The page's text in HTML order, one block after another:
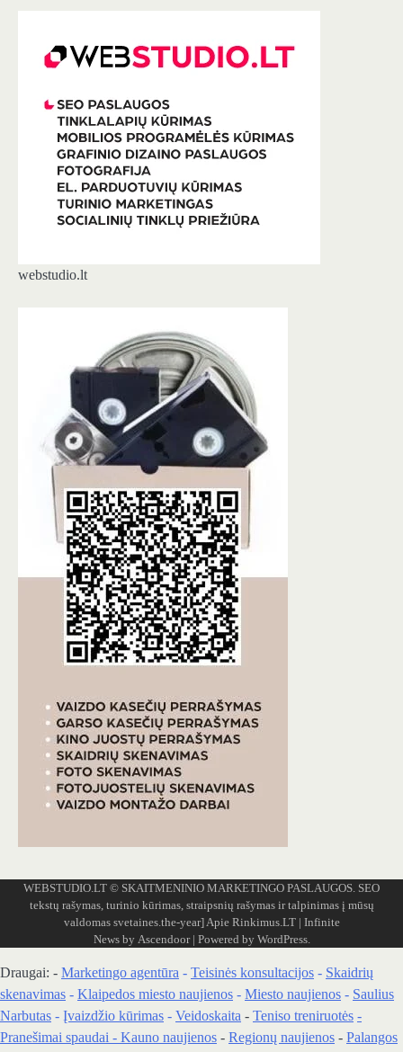
webstudio.lt
WEBSTUDIO.LT © SKAITMENINIO MARKETINGO PASLAUGOS. SEO
tekstų rašymas, turinio kūrimas, straipsnių rašymas ir talpinimas į mūsų
valdomas svetaines.the-year] Apie Rinkimus.LT| Infinite
News by Ascendoor| Powered by WordPress.
Draugai: - Marketingo agentūra - Teisinės konsultacijos - Skaidrių
skenavimas - Klaipedos miesto naujienos - Miesto naujienos - Saulius
Narbutas - Įvaizdžio kūrimas - Veidoskaita - Teniso treniruotės -
Pranešimai spaudai - Kauno naujienos - Regionų naujienos - Palangos